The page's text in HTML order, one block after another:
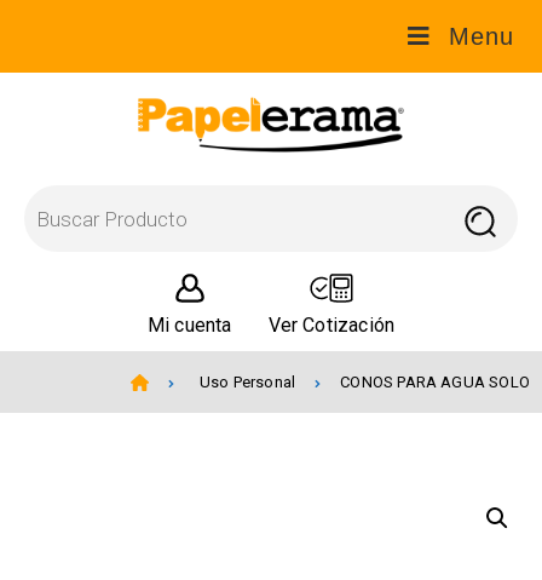
Mi cuenta Ver Cotización
Menu
Uso Personal CONOS PARA AGUA SOLO